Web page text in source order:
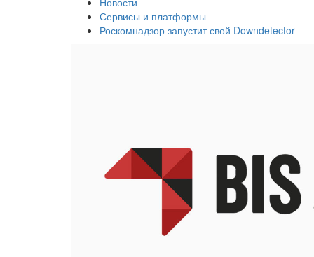
Сервисы и платформы
Роскомнадзор запустит свой Downdetector